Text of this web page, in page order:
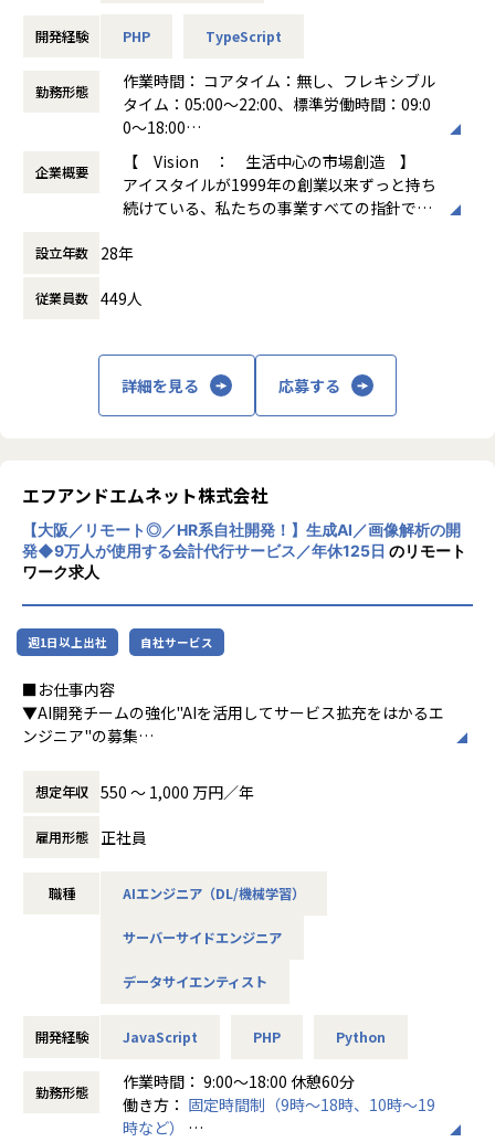
▼ユーザー体験を変革する“価値創造の手応え”を感じられま
成長市場であるスキマバイト市場への挑戦において、アルバ
イトから始まる仕事探しの体験を変革し、
ます。
→「自分の仕事がユーザーの人生を変える」という実感が得
▼ダイナミックなプロダクト開発に参加し、手触り感を得ら
日本最大規模のバイトルやはたらこねっと、HRTechサービ
→ 数百万のユーザーに影響を与えるサービスを自分の手で動
かす手応えを味わえます。
▼自律的に成長できる環境と裁量の大きさがあります
自らの意思と工夫でプロダクトを動かし、やった分だけ成長
大きな裁量を持って活躍できるチャンスがあります。
→「手を動かす人」から「提案する人、チームで成果を出す
人」へ進化できます。
▼多様な関係者と関わり、多種多様なスキルを身につけられ
ます
できます。
toBとtoC両方のプロダクトを運営しているため、営業、マ
ーケティング、開発、経営層など多様な関係者と関わる機会
→エンジニアリング以外の多様なスキルやビジネス視点が養
会社の規定に準ずる
本部署では、中長期的な運用を見据えた高品質なシステム設
め、TypeScript、Nuxt.js (Vue.js)、AWSを主軸に、高品質な
基盤システム開発を推進し、安定したシステム運用、そして
定期的なシステム改善サイクルを自律的に回せるチーム体制
を共に築いていける方を求めています。
T&C開発センター 第1プロダクト開発本部 アプリケーシ
ョン基盤開発部 アプリケーション基盤開発2グループ
■具体的な仕事内容
@cosmeの新規機能開発、機能改善、運用保守
チームでの課題解決、品質改善
率先した継続的なアプリケーション改善
■仕事の魅力
大規模システムに携わる醍醐味
toC（一般消費者向け）の大規模システムにおいて、設計・
開発・運用の全工程に携わることができます。数多くのユー
やりがいのある仕事です。
幅広い経験を積める環境
フロントエンドからバックエンドまで、特定の技術領域に限
定されずに幅広い開発に携わることが可能です。これによ
り、多角的な視点と広範な技術力を習得し、キャリアを築く
コミュニケーション能力・調整力を高められる
ケーションを取りながら、サービスの仕様検討や設計を進め
システム改善、クラウド化、リメイクなど、エンジニアが主
技術的な知見を活かし、自らのアイデアを実現していくこと
本部署は平均残業時間5~10時間程度です。また、リモートメ
イン（週1回程度の出社）で働いている社員も多く、コアタ
イム無しのフルフレックス勤務ができるため、ライフワーク
開発経験 PHP TypeScript
勤務形態
作業時間： コアタイム：無し、フレキシブル
タイム：05:00～22:00、標準労働時間：09:0
0～18:00
働き方：
フルフレックス制
時間外労働の有無： 有（月平均13時間）
休憩時間： 60分
企業概要
【 Vision ： 生活中心の市場創造 】
アイスタイルが1999年の創業以来ずっと持ち
続けている、私たちの事業すべての指針で
生活者はもちろん、私たちの事業に関わるす
ながら生活者を軸とした市場を創造すること
【 Values ： 共創の精神 】
Visionを実現するために、アイスタイルグル
ープが組織として大切にしている価値観で
たちは互いを尊重し、全員が主体者となって
共に「未来のあるべき姿」を考え、”共に創
る”という「共創の精神」を、全員が共有す
る価値観として大切にしています。
【 Spirit ： 7つのi 】
Visionを実現するために、そしてその市場に
最適な仕組みや新しい価値観＝“style”を創造
針として、アルファベットの「i」で始まる7
つの英単語からなる「７i」を掲げています。
「7つのi」
・INTELLIGENCE - 考えて考えて考え抜く
る
・INTERESTING - どんな時もどんなことも
楽しむ
そして最後に
設立年数 28年
従業員数 449人
詳細を見る 応募する
エフアンドエムネット株式会社
【大阪／リモート◎／HR系自社開発！】生成AI／画像解析の開
発◆9万人が使用する会計代行サービス／年休125日 のリモート
ワーク求人
週1日以上出社 自社サービス
■お仕事内容
▼AI開発チームの強化"AIを活用してサービス拡充をはかるエ
ンジニア"の募集
ステム。
その根幹を支える「AIOCR」の開発からスタートし、今後は
生成AIを活用したAIエージェントやRAGなど、
より高度で先進的なAI技術の実装へと進化していくフェーズ
プロダクトに実装・改善まで継続して関与できるのが最大の
ユーザーの課題解決に直結する、やりがいある開発環境がこ
・ビジネスメンバーとのヒアリング、課題抽出
・抽出した課題に対し、AIでどう解決するかを企画・設計
・AIモデルの開発、実装、デプロイメント
想定年収 550 〜 1,000 万円／年
雇用形態 正社員
職種 AIエンジニア（DL/機械学習）
サーバーサイドエンジニア
データサイエンティスト
開発経験 JavaScript PHP Python
勤務形態
作業時間： 9:00～18:00 休憩60分
働き方： 固定時間制（9時～18時、10時～19
時など）